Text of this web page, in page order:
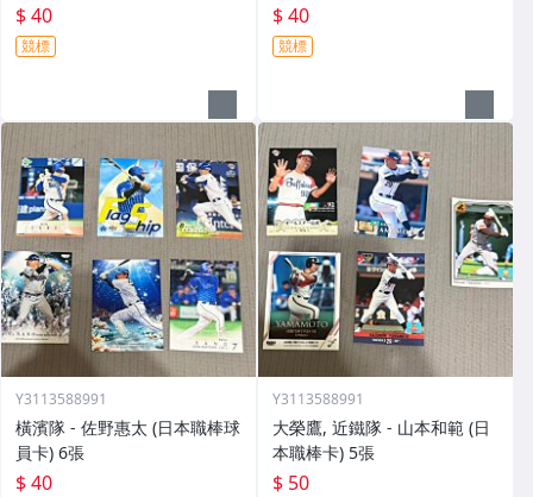
$ 40
競標
$ 40
競標
Y3113588991
橫濱隊 - 佐野惠太 (日本職棒球
員卡) 6張
$ 40
Y3113588991
大榮鷹, 近鐵隊 - 山本和範 (日
本職棒卡) 5張
$ 50